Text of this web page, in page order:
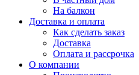
На балкон
Доставка и оплата
Как сделать заказ
Доставка
Оплата и рассрочка
О компании